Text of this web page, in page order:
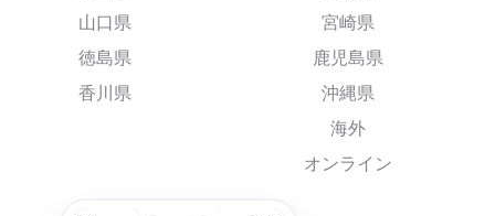
山口県
徳島県
香川県
宮崎県
鹿児島県
沖縄県
海外
オンライン